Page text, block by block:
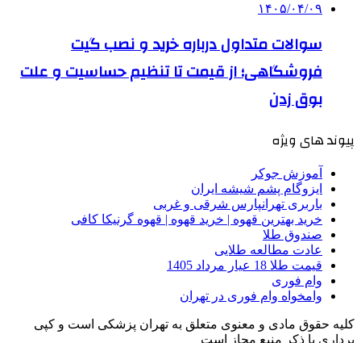
۱۴۰۵/۰۴/۰۹
سوالات متداول درباره خرید و نصب گیت
فروشگاهی؛ از قیمت تا تنظیم حساسیت و علت
بوق زدن
پیوند های ویژه
آموزش جوکر
ایزوگام پشم شیشه ایران
باربری تهرانپارس شرقی و غربی
خرید بهترین قهوه | خرید قهوه | قهوه گرنیکا کافی
صندوق طلا
عادت مطالعه طلایی
قیمت طلا 18 عیار مرداد 1405
وام فوری
وامخواه وام فوری در تهران
کلیه حقوق مادی و معنوی متعلق به تهران پزشکی است و کپی
برداری با ذکر منبع مجاز است